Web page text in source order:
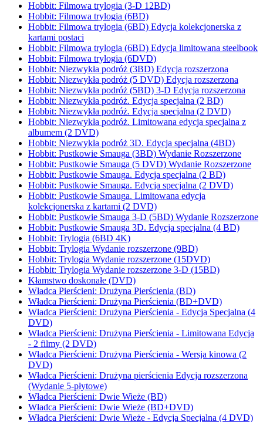
Hobbit: Filmowa trylogia (3-D 12BD)
Hobbit: Filmowa trylogia (6BD)
Hobbit: Filmowa trylogia (6BD) Edycja kolekcjonerska z
kartami postaci
Hobbit: Filmowa trylogia (6BD) Edycja limitowana steelbook
Hobbit: Filmowa trylogia (6DVD)
Hobbit: Niezwykła podróż (3BD) Edycja rozszerzona
Hobbit: Niezwykła podróż (5 DVD) Edycja rozszerzona
Hobbit: Niezwykła podróż (5BD) 3-D Edycja rozszerzona
Hobbit: Niezwykła podróż. Edycja specjalna (2 BD)
Hobbit: Niezwykła podróż. Edycja specjalna (2 DVD)
Hobbit: Niezwykła podróż. Limitowana edycja specjalna z
albumem (2 DVD)
Hobbit: Niezwykła podróż 3D. Edycja specjalna (4BD)
Hobbit: Pustkowie Smauga (3BD) Wydanie Rozszerzone
Hobbit: Pustkowie Smauga (5 DVD) Wydanie Rozszerzone
Hobbit: Pustkowie Smauga. Edycja specjalna (2 BD)
Hobbit: Pustkowie Smauga. Edycja specjalna (2 DVD)
Hobbit: Pustkowie Smauga. Limitowana edycja
kolekcjonerska z kartami (2 DVD)
Hobbit: Pustkowie Smauga 3-D (5BD) Wydanie Rozszerzone
Hobbit: Pustkowie Smauga 3D. Edycja specjalna (4 BD)
Hobbit: Trylogia (6BD 4K)
Hobbit: Trylogia Wydanie rozszerzone (9BD)
Hobbit: Trylogia Wydanie rozszerzone (15DVD)
Hobbit: Trylogia Wydanie rozszerzone 3-D (15BD)
Kłamstwo doskonałe (DVD)
Władca Pierścieni: Drużyna Pierścienia (BD)
Władca Pierścieni: Drużyna Pierścienia (BD+DVD)
Władca Pierścieni: Drużyna Pierścienia - Edycja Specjalna (4
DVD)
Władca Pierścieni: Drużyna Pierścienia - Limitowana Edycja
- 2 filmy (2 DVD)
Władca Pierścieni: Drużyna Pierścienia - Wersja kinowa (2
DVD)
Władca Pierścieni: Drużyna pierścienia Edycja rozszerzona
(Wydanie 5-płytowe)
Władca Pierścieni: Dwie Wieże (BD)
Władca Pierścieni: Dwie Wieże (BD+DVD)
Władca Pierścieni: Dwie Wieże - Edycja Specjalna (4 DVD)